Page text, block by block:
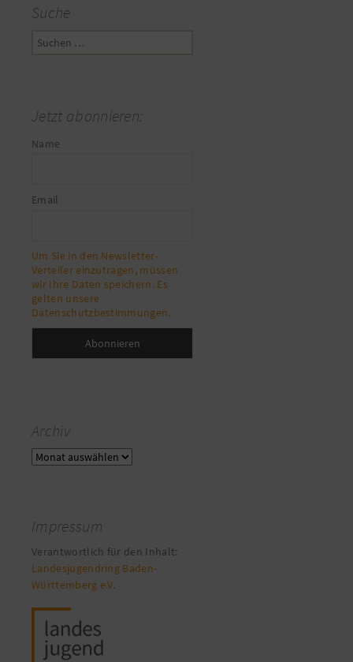
Suche
Suchen
Jetzt abonnieren:
Name
Email
Um Sie in den Newsletter-
Verteiler einzutragen, müssen
wir Ihre Daten speichern. Es
gelten unsere
Datenschutzbestimmungen.
Archiv
Archiv
Impressum
Verantwortlich für den Inhalt:
Landesjugendring Baden-
Württemberg e.V.